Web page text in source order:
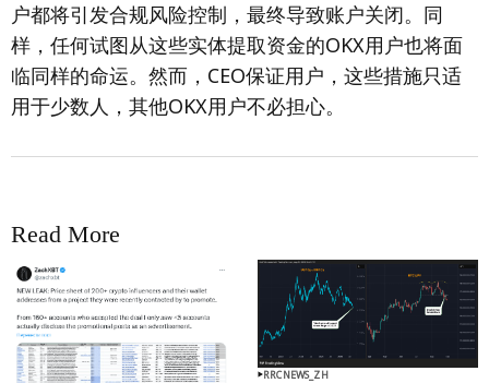
户都将引发合规风险控制，最终导致账户关闭。同
样，任何试图从这些实体提取资金的OKX用户也将面
临同样的命运。然而，CEO保证用户，这些措施只适
用于少数人，其他OKX用户不必担心。
Read More
RRCNEWS_ZH RRCNEWS_ZH